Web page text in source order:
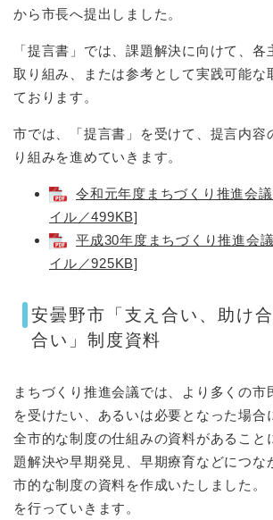
から市長へ提出しました。
「提言書」では、課題解決に向けて、各
取り組み、または参考として実践可能な
ております。
市では、「提言書」を受けて、提言内容
り組みを進めていきます。
令和元年度まちづくり推進会
イル／499KB]
平成30年度まちづくり推進会
イル／925KB]
安曇野市「支え合い、助け
合い」制度資料
まちづくり推進会議では、より多くの市
を受けたい、あるいは必要となった場合
全市的な制度の仕組みの資料があること
題解決や早期発見、早期療育などにつな
市的な制度の資料を作成いたしました
を行っていきます。